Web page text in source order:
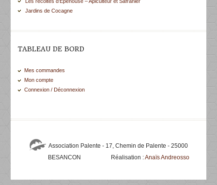
Jardins de Cocagne
TABLEAU DE BORD
Mes commandes
Mon compte
Connexion / Déconnexion
Association Palente - 17, Chemin de Palente - 25000
BESANCON
Réalisation :Anaïs Andreosso